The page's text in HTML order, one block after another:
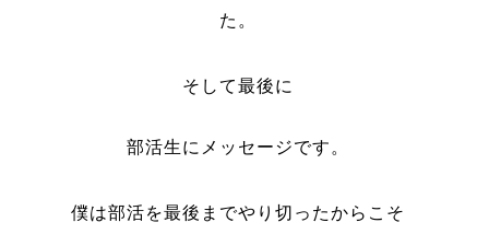
た。
そして最後に
部活生にメッセージです。
僕は部活を最後までやり切ったからこそ